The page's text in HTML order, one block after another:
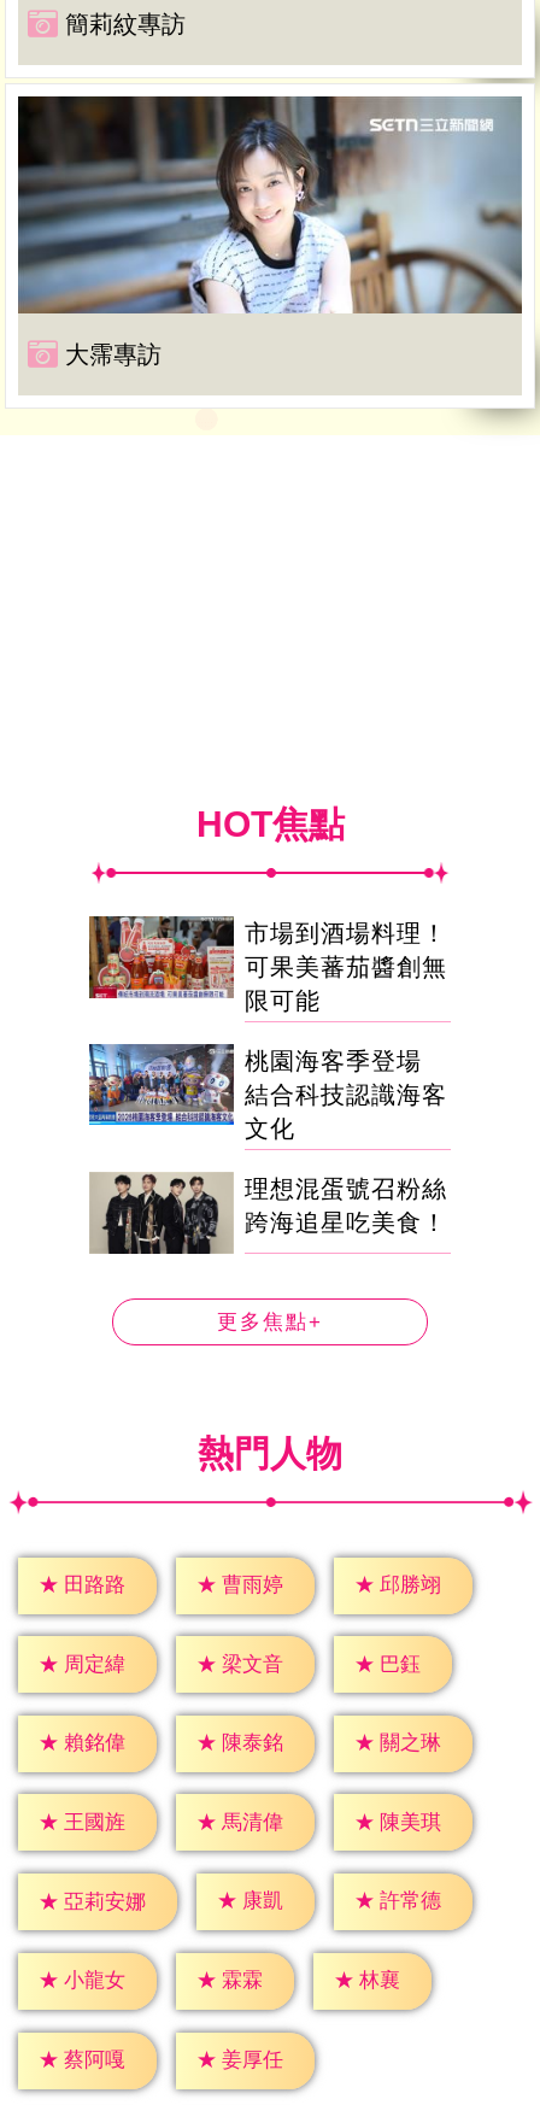
簡莉紋專訪
大霈專訪
HOT焦點
市場到酒場料理！
可果美蕃茄醬創無
限可能
桃園海客季登場
結合科技認識海客
文化
理想混蛋號召粉絲
跨海追星吃美食！
更多焦點+
熱門人物
★ 田路路 ★ 曹雨婷 ★ 邱勝翊
★ 周定緯 ★ 梁文音 ★ 巴鈺
★ 賴銘偉 ★ 陳泰銘 ★ 關之琳
★ 王國旌 ★ 馬清偉 ★ 陳美琪
★ 亞莉安娜 ★ 康凱 ★ 許常德
★ 小龍女 ★ 霖霖 ★ 林襄
★ 蔡阿嘎 ★ 姜厚任